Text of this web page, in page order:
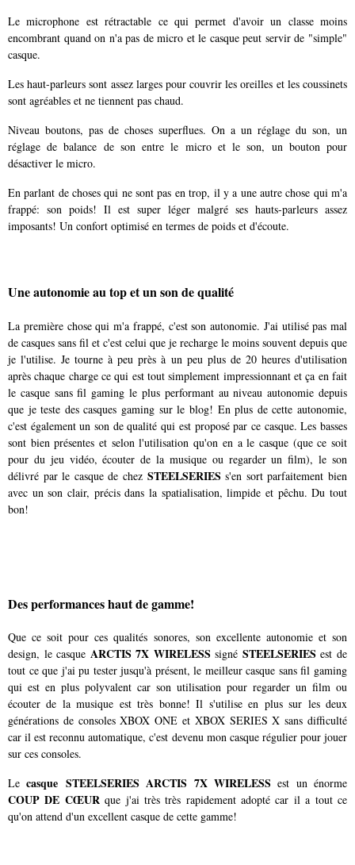
Le microphone est rétractable ce qui permet d'avoir un classe moins
encombrant quand on n'a pas de micro et le casque peut servir de "simple"
casque.
Les haut-parleurs sont assez larges pour couvrir les oreilles et les coussinets
sont agréables et ne tiennent pas chaud.
Niveau boutons, pas de choses superflues. On a un réglage du son, un
réglage de balance de son entre le micro et le son, un bouton pour
désactiver le micro.
En parlant de choses qui ne sont pas en trop, il y a une autre chose qui m'a
frappé: son poids! Il est super léger malgré ses hauts-parleurs assez
imposants! Un confort optimisé en termes de poids et d'écoute.
Une autonomie au top et un son de qualité
La première chose qui m'a frappé, c'est son autonomie. J'ai utilisé pas mal
de casques sans fil et c'est celui que je recharge le moins souvent depuis que
je l'utilise. Je tourne à peu près à un peu plus de 20 heures d'utilisation
après chaque charge ce qui est tout simplement impressionnant et ça en fait
le casque sans fil gaming le plus performant au niveau autonomie depuis
que je teste des casques gaming sur le blog! En plus de cette autonomie,
c'est également un son de qualité qui est proposé par ce casque. Les basses
sont bien présentes et selon l'utilisation qu'on en a le casque (que ce soit
pour du jeu vidéo, écouter de la musique ou regarder un film), le son
délivré par le casque de chez STEELSERIES s'en sort parfaitement bien
avec un son clair, précis dans la spatialisation, limpide et pêchu. Du tout
bon!
Des performances haut de gamme!
Que ce soit pour ces qualités sonores, son excellente autonomie et son
design, le casque ARCTIS 7X WIRELESS signé STEELSERIES est de
tout ce que j'ai pu tester jusqu'à présent, le meilleur casque sans fil gaming
qui est en plus polyvalent car son utilisation pour regarder un film ou
écouter de la musique est très bonne! Il s'utilise en plus sur les deux
générations de consoles XBOX ONE et XBOX SERIES X sans difficulté
car il est reconnu automatique, c'est devenu mon casque régulier pour jouer
sur ces consoles.
Lecasque STEELSERIES ARCTIS 7X WIRELESS est un énorme
COUP DE CŒURque j'ai très très rapidement adopté car il a tout ce
qu'on attend d'un excellent casque de cette gamme!